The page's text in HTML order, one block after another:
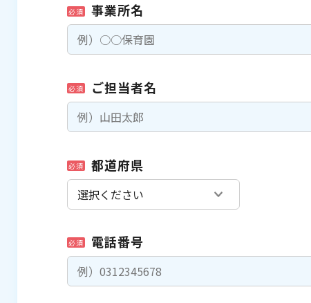
必須 事業所名
必須 ご担当者名
必須 都道府県
必須 電話番号